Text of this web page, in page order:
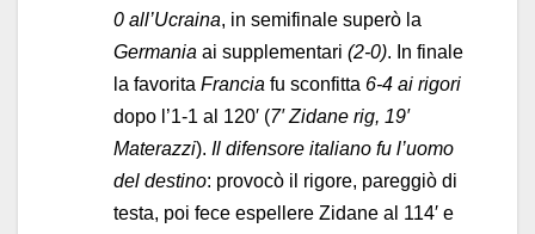
0 all’Ucraina, in semifinale superò la
Germania ai supplementari (2-0). In finale
la favorita Francia fu sconfitta 6-4 ai rigori
dopo l’1-1 al 120′ (7′ Zidane rig, 19′
Materazzi). Il difensore italiano fu l’uomo
del destino: provocò il rigore, pareggiò di
testa, poi fece espellere Zidane al 114′ e